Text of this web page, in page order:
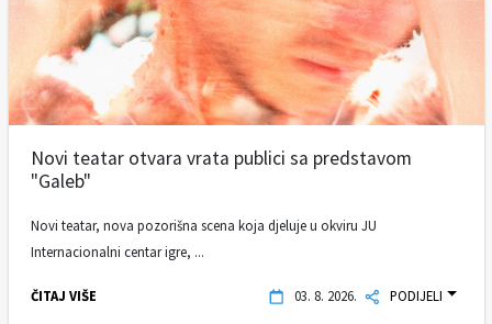
Novi teatar otvara vrata publici sa predstavom
"Galeb"
Novi teatar, nova pozorišna scena koja djeluje u okviru JU
Internacionalni centar igre, ...
ČITAJ VIŠE 03. 8. 2026. PODIJELI